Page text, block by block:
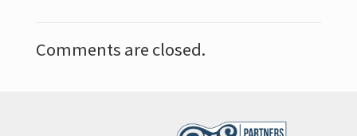
Comments are closed.